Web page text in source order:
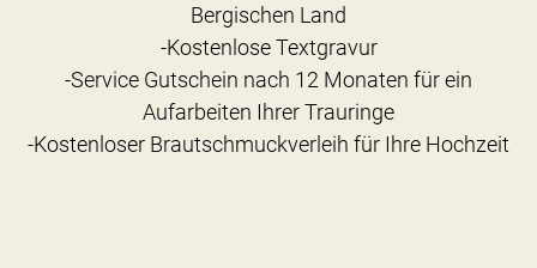
Bergischen Land
-Kostenlose Textgravur
-Service Gutschein nach 12 Monaten für ein
Aufarbeiten Ihrer Trauringe